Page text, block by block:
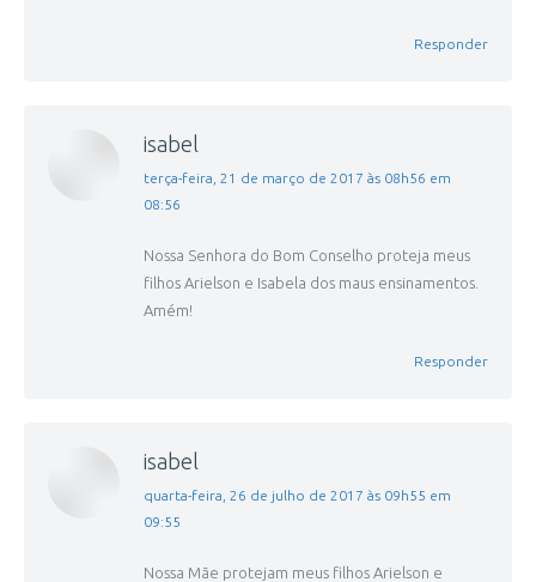
Responder
isabel
disse:
terça-feira, 21 de março de 2017 às 08h56 em
08:56
Nossa Senhora do Bom Conselho proteja meus
filhos Arielson e Isabela dos maus ensinamentos.
Amém!
Responder
isabel
disse:
quarta-feira, 26 de julho de 2017 às 09h55 em
09:55
Nossa Mãe protejam meus filhos Arielson e